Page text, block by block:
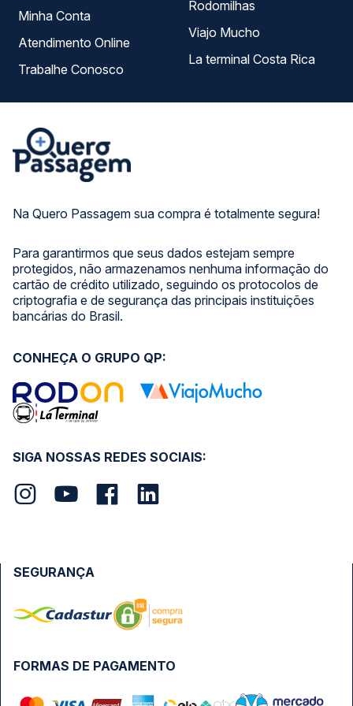
Na Quero Passagem sua compra é totalmente segura!
Para garantirmos que seus dados estejam sempre
protegidos, não armazenamos nenhuma informação do
cartão de crédito utilizado, seguindo os protocolos de
criptografia e de segurança das principais instituições
bancárias do Brasil.
Minha Conta
Atendimento Online
Trabalhe Conosco
Rodomilhas
Viajo Mucho
La terminal Costa Rica
SIGA NOSSAS REDES SOCIAIS:
CONHEÇA O GRUPO QP:
FORMAS DE PAGAMENTO
SEGURANÇA